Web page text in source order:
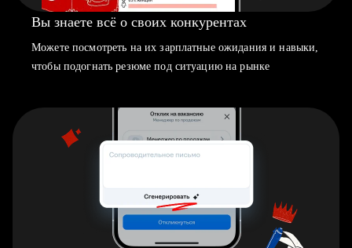
Вы знаете всё о своих конкурентах
Можете посмотреть на их зарплатные ожидания и навыки,
чтобы подогнать резюме под ситуацию на рынке